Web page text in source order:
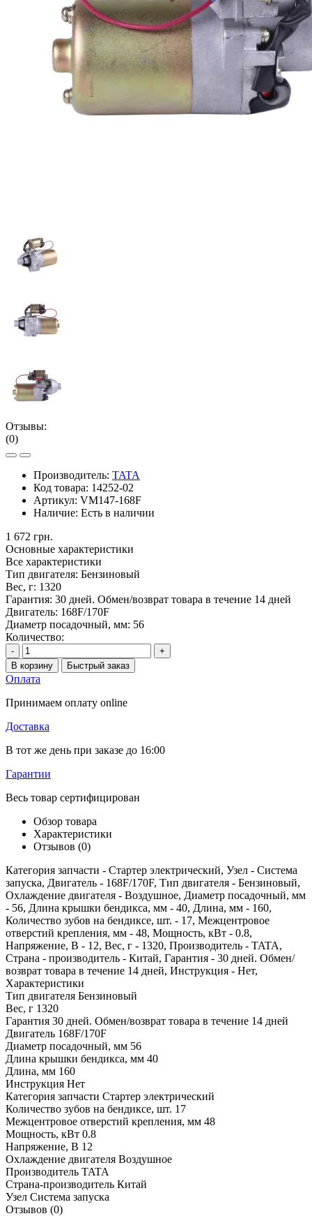
Отзывы:
(0)
Производитель: TATA
Код товара: 14252-02
Артикул: VM147-168F
Наличие: Есть в наличии
1 672 грн.
Основные характеристики
Все характеристики
Тип двигателя: Бензиновый
Вес, г: 1320
Гарантия: 30 дней. Обмен/возврат товара в течение 14 дней
Двигатель: 168F/170F
Диаметр посадочный, мм: 56
Количество:
-
+
В корзину
Быстрый заказ
Оплата
Принимаем оплату online
Доставка
В тот же день при заказе до 16:00
Гарантии
Весь товар сертифицирован
Обзор товара
Характеристики
Отзывов (0)
Категория запчасти - Стартер электрический, Узел - Система
запуска, Двигатель - 168F/170F, Тип двигателя - Бензиновый,
Охлаждение двигателя - Воздушное, Диаметр посадочный, мм
- 56, Длина крышки бендикса, мм - 40, Длина, мм - 160,
Количество зубов на бендиксе, шт. - 17, Межцентровое
отверстий крепления, мм - 48, Мощность, кВт - 0.8,
Напряжение, В - 12, Вес, г - 1320, Производитель - TATA,
Страна - производитель - Китай, Гарантия - 30 дней. Обмен/
возврат товара в течение 14 дней, Инструкция - Нет,
Характеристики
Тип двигателя Бензиновый
Вес, г 1320
Гарантия 30 дней. Обмен/возврат товара в течение 14 дней
Двигатель 168F/170F
Диаметр посадочный, мм 56
Длина крышки бендикса, мм 40
Длина, мм 160
Инструкция Нет
Категория запчасти Стартер электрический
Количество зубов на бендиксе, шт. 17
Межцентровое отверстий крепления, мм 48
Мощность, кВт 0.8
Напряжение, В 12
Охлаждение двигателя Воздушное
Производитель TATA
Страна-производитель Китай
Узел Система запуска
Отзывов (0)